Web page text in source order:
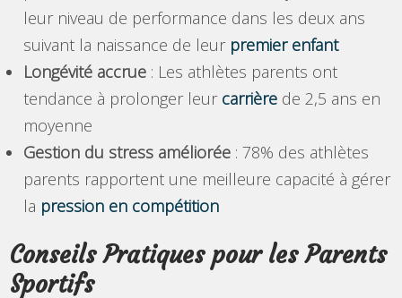
leur niveau de performance dans les deux ans
suivant la naissance de leur premier enfant
Longévité accrue : Les athlètes parents ont
tendance à prolonger leur carrière de 2,5 ans en
moyenne
Gestion du stress améliorée : 78% des athlètes
parents rapportent une meilleure capacité à gérer
la pression en compétition
Conseils Pratiques pour les Parents
Sportifs